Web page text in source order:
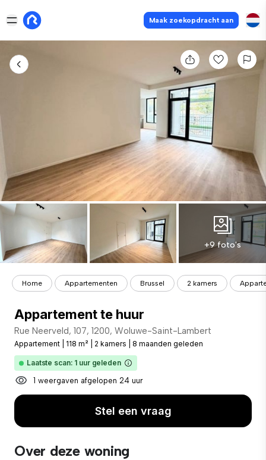
Maak zoekopdracht aan
+9 foto's
Home Appartementen Brussel 2 kamers
Appartement te huur
Rue Neerveld, 107, 1200, Woluwe-Saint-Lambert
Appartement 118 m² 2 kamers 8 maanden geleden
Laatste scan: 1 uur geleden
1 weergaven afgelopen 24 uur
Stel een vraag
Over deze woning